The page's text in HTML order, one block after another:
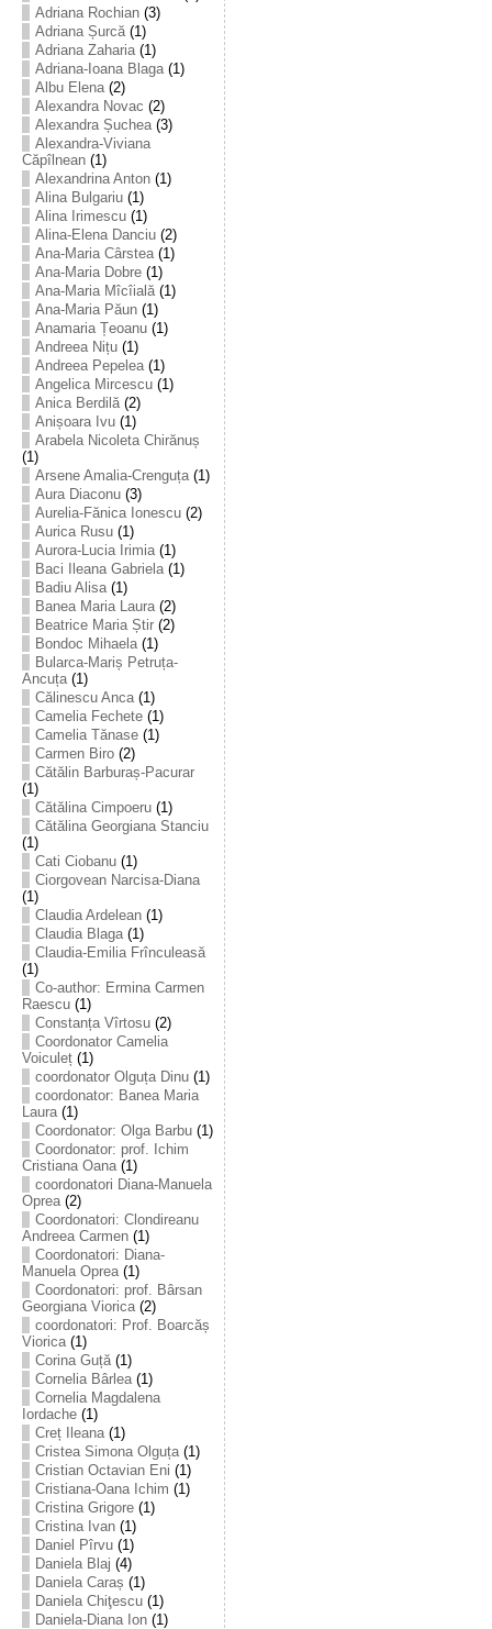
Adriana Rochian(3)
Adriana Șurcă(1)
Adriana Zaharia(1)
Adriana-Ioana Blaga(1)
Albu Elena(2)
Alexandra Novac (2)
Alexandra Șuchea(3)
Alexandra-Viviana
Căpîlnean(1)
Alexandrina Anton(1)
Alina Bulgariu(1)
Alina Irimescu(1)
Alina-Elena Danciu(2)
Ana-Maria Cârstea(1)
Ana-Maria Dobre(1)
Ana-Maria Mîcîială(1)
Ana-Maria Păun(1)
Anamaria Țeoanu(1)
Andreea Nițu(1)
Andreea Pepelea(1)
Angelica Mircescu(1)
Anica Berdilă(2)
Anișoara Ivu(1)
Arabela Nicoleta Chirănuș
(1)
Arsene Amalia-Crenguța(1)
Aura Diaconu(3)
Aurelia-Fănica Ionescu(2)
Aurica Rusu(1)
Aurora-Lucia Irimia(1)
Baci Ileana Gabriela(1)
Badiu Alisa(1)
Banea Maria Laura(2)
Beatrice Maria Știr(2)
Bondoc Mihaela(1)
Bularca-Mariș Petruța-
Ancuța(1)
Călinescu Anca(1)
Camelia Fechete(1)
Camelia Tănase(1)
Carmen Biro(2)
Cătălin Barburaș-Pacurar
(1)
Cătălina Cimpoeru(1)
Cătălina Georgiana Stanciu
(1)
Cati Ciobanu(1)
Ciorgovean Narcisa-Diana
(1)
Claudia Ardelean(1)
Claudia Blaga(1)
Claudia-Emilia Frînculeasă
(1)
Co-author: Ermina Carmen
Raescu(1)
Constanța Vîrtosu(2)
Coordonator Camelia
Voiculeț(1)
coordonator Olguța Dinu(1)
coordonator: Banea Maria
Laura(1)
Coordonator: Olga Barbu(1)
Coordonator: prof. Ichim
Cristiana Oana(1)
coordonatori Diana-Manuela
Oprea(2)
Coordonatori: Clondireanu
Andreea Carmen(1)
Coordonatori: Diana-
Manuela Oprea(1)
Coordonatori: prof. Bârsan
Georgiana Viorica(2)
coordonatori: Prof. Boarcăș
Viorica(1)
Corina Guță(1)
Cornelia Bârlea(1)
Cornelia Magdalena
Iordache(1)
Creț Ileana(1)
Cristea Simona Olguța(1)
Cristian Octavian Eni (1)
Cristiana-Oana Ichim (1)
Cristina Grigore(1)
Cristina Ivan(1)
Daniel Pîrvu(1)
Daniela Blaj (4)
Daniela Caraș (1)
Daniela Chiţescu(1)
Daniela-Diana Ion(1)